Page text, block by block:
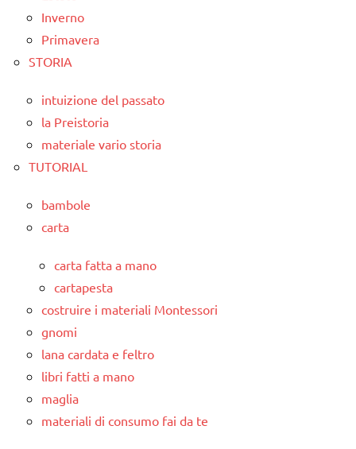
Inverno
Primavera
STORIA
intuizione del passato
la Preistoria
materiale vario storia
TUTORIAL
bambole
carta
carta fatta a mano
cartapesta
costruire i materiali Montessori
gnomi
lana cardata e feltro
libri fatti a mano
maglia
materiali di consumo fai da te